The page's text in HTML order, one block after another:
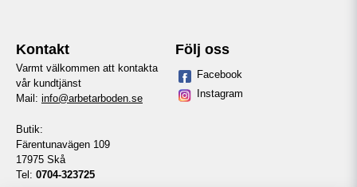
Kontakt
Varmt välkommen att kontakta
vår kundtjänst
Mail: info@arbetarboden.se
Butik:
Färentunavägen 109
17975 Skå
Tel: 0704-323725
Följ oss
Facebook
Instagram